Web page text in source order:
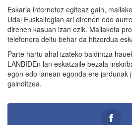
Eskaria internetez egiteaz gain,
Udal Euskaltegian ari direnen edo
direnen kasuan izan ezik. Mailaketa
telefonora deitu behar da hitzordua
Parte hartu ahal izateko baldintza
LANBIDEn lan eskatzaile bezala
egon edo lanean egonda ere jardunak
gainditzea.